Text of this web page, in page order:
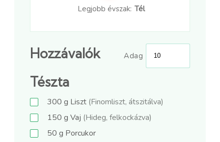
Legjobb évszak: Tél
Hozzávalók Adag
Tészta
300 g Liszt (Finomliszt, átszitálva)
150 g Vaj (Hideg, felkockázva)
50 g Porcukor